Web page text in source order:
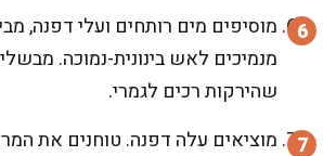
מוסיפים מים רותחים ועלי דפנה,
שהירקות רכים לגמרי.
מוציאים עלה דפנה. טוחנים את